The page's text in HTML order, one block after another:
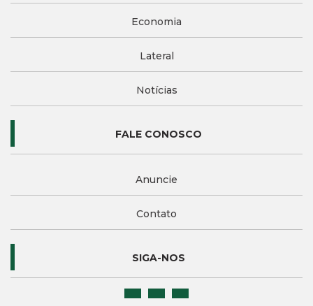
Economia
Lateral
Notícias
FALE CONOSCO
Anuncie
Contato
SIGA-NOS